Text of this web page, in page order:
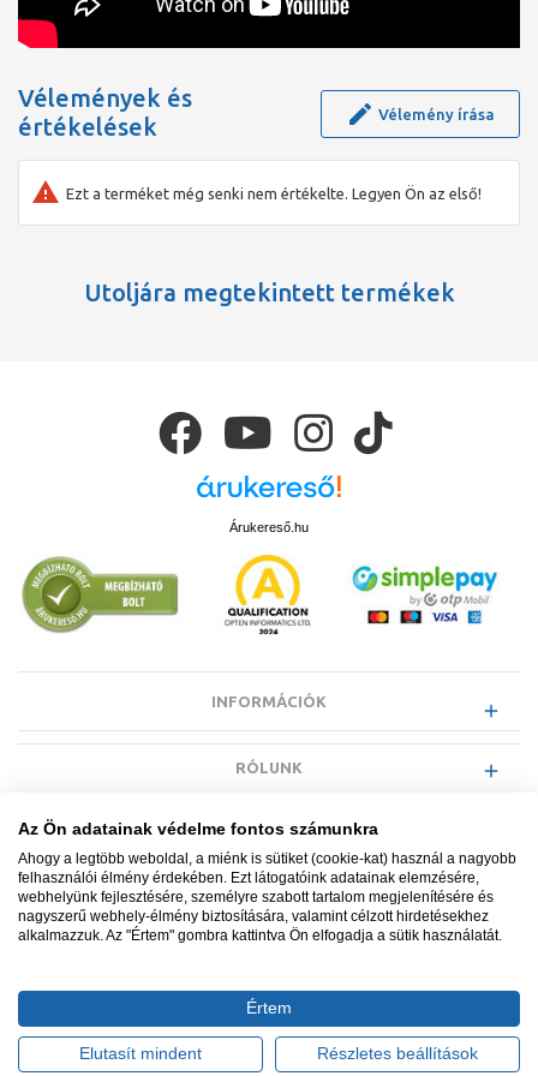
Vélemények és
értékelések
Vélemény írása
Ezt a terméket még senki nem értékelte. Legyen Ön az első!
Utoljára megtekintett termékek
Árukereső.hu
INFORMÁCIÓK
RÓLUNK
EGYÉB INFORMÁCIÓK
VÁSÁRLÓI INFORMÁCIÓK
Minden jog fenntartva. © Adatkezelés nyilvántartási száma NAIH-
Az Ön adatainak védelme fontos számunkra
Ahogy a legtöbb weboldal, a miénk is sütiket (cookie-kat) használ a nagyobb
felhasználói élmény érdekében. Ezt látogatóink adatainak elemzésére,
webhelyünk fejlesztésére, személyre szabott tartalom megjelenítésére és
nagyszerű webhely-élmény biztosítására, valamint célzott hirdetésekhez
alkalmazzuk. Az "Értem" gombra kattintva Ön elfogadja a sütik használatát.
Értem
Elutasít mindent Részletes beállítások